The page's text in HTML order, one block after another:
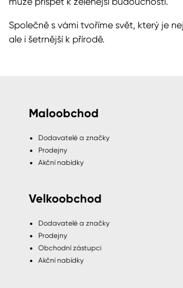
Společně s vámi tvoříme svět, který je
ale i šetrnější k přírodě.
Maloobchod
Dodavatelé a značky
Prodejny
Akční nabídky
Velkoobchod
Dodavatelé a značky
Prodejny
Obchodní zástupci
Akční nabídky